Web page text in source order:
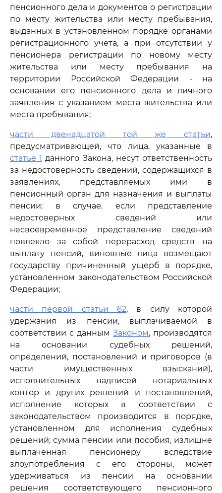
пенсионного дела и документов о регистрации
по месту жительства или месту пребывания,
выданных в установленном порядке органами
регистрационного учета, а при отсутствии у
пенсионера регистрации по новому месту
жительства или месту пребывания на
территории Российской Федерации - на
основании его пенсионного дела и личного
заявления с указанием места жительства или
места пребывания;
части двенадцатой той же статьи,
предусматривающей, что лица, указанные в
статье 1 данного Закона, несут ответственность
за недостоверность сведений, содержащихся в
заявлениях, представляемых ими в
пенсионный орган для назначения и выплаты
пенсии; в случае, если представление
недостоверных сведений или
несвоевременное представление сведений
повлекло за собой перерасход средств на
выплату пенсий, виновные лица возмещают
государству причиненный ущерб в порядке,
установленном законодательством Российской
Федерации;
части первой статьи 62, в силу которой
удержания из пенсии, выплачиваемой в
соответствии с данным Законом, производятся
на основании судебных решений,
определений, постановлений и приговоров (в
части имущественных взысканий),
исполнительных надписей нотариальных
контор и других решений и постановлений,
исполнение которых в соответствии с
законодательством производится в порядке,
установленном для исполнения судебных
решений; сумма пенсии или пособия, излишне
выплаченная пенсионеру вследствие
злоупотребления с его стороны, может
удерживаться из пенсии на основании
решения соответствующего пенсионного